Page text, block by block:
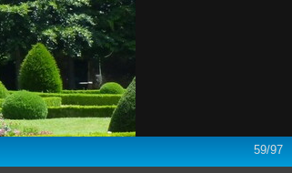
59/97